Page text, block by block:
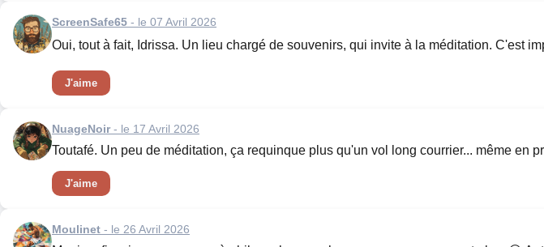
ScreenSafe65 - le 07 Avril 2026
Oui, tout à fait, Idrissa. Un lieu chargé de souvenirs, qui invite à la méditation. C'est
J'aime
NuageNoir- le 17 Avril 2026
Toutafé. Un peu de méditation, ça requinque plus qu'un vol long courrier... même
J'aime
Moulinet - le 26 Avril 2026